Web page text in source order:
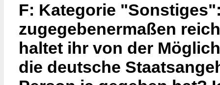
F: Kategorie
zugegebenermaßen
haltet ihr von der
die deutsche